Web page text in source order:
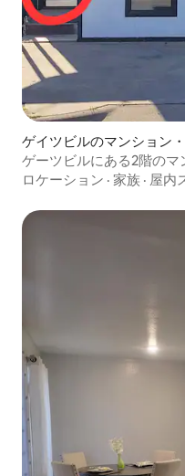
ゲイツビルのマンション
ゲーツビルにある2階のマ
切
ロケーション · 家族 · 屋内